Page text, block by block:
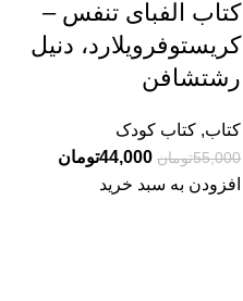
کتاب الفبای تنفس –
کریستوفرویلارد، دنیل
رشتشافن
کتاب, کتاب کودک
55,000تومان 44,000تومان
افزودن به سبد خرید